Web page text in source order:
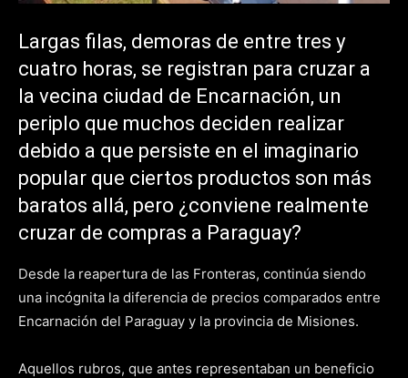
Largas filas, demoras de entre tres y
cuatro horas, se registran para cruzar a
la vecina ciudad de Encarnación, un
periplo que muchos deciden realizar
debido a que persiste en el imaginario
popular que ciertos productos son más
baratos allá, pero ¿conviene realmente
cruzar de compras a Paraguay?
Desde la reapertura de las Fronteras, continúa siendo
una incógnita la diferencia de precios comparados entre
Encarnación del Paraguay y la provincia de Misiones.
Aquellos rubros, que antes representaban un beneficio